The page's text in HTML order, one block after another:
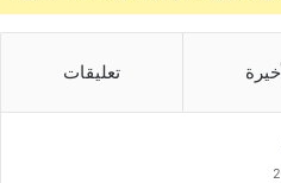
تعليقات